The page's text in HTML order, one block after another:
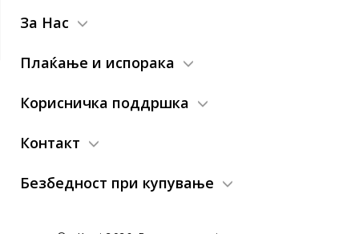
За Нас
Плаќање и испорака
Корисничка поддршка
Контакт
Безбедност при купување